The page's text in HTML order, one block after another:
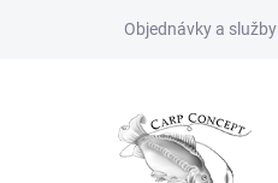
Objednávky a služby